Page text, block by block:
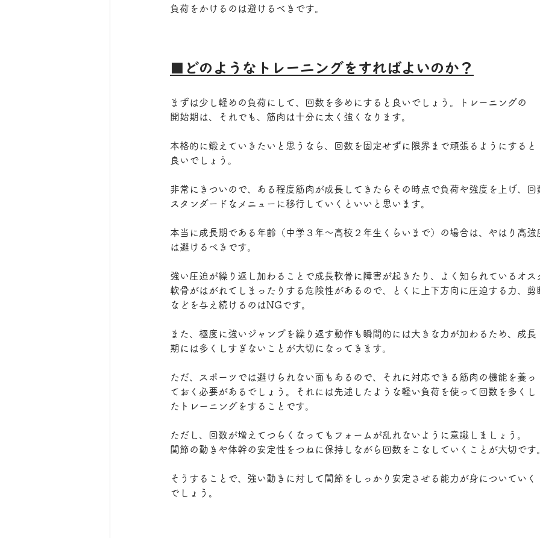
負荷をかけるのは避けるべきです。
■どのようなトレーニングをすればよいのか？
まずは少し軽めの負荷にして、回数を多めにすると良いでしょう。トレーニングの
開始期は、それでも、筋肉は十分に太く強くなります。
本格的に鍛えていきたいと思うなら、回数を固定せずに限界まで頑張るようにすると
良いでしょう。
非常にきついので、ある程度筋肉が成長してきたらその時点で負荷や強度を上げ、回
スタンダードなメニューに移行していくといいと思います。
本当に成長期である年齢（中学３年～高校２年生くらいまで）の場合は、やはり高強
は避けるべきです。
強い圧迫が繰り返し加わることで成長軟骨に障害が起きたり、よく知られているオス
軟骨がはがれてしまったりする危険性があるので、とくに上下方向に圧迫する力、剪
などを与え続けるのはNGです。
また、極度に強いジャンプを繰り返す動作も瞬間的には大きな力が加わるため、成長
期には多くしすぎないことが大切になってきます。
ただ、スポーツでは避けられない面もあるので、それに対応できる筋肉の機能を養っ
ておく必要があるでしょう。それには先述したような軽い負荷を使って回数を多くし
たトレーニングをすることです。
ただし、回数が増えてつらくなってもフォームが乱れないように意識しましょう。
関節の動きや体幹の安定性をつねに保持しながら回数をこなしていくことが大切です
そうすることで、強い動きに対して関節をしっかり安定させる能力が身についていく
でしょう。